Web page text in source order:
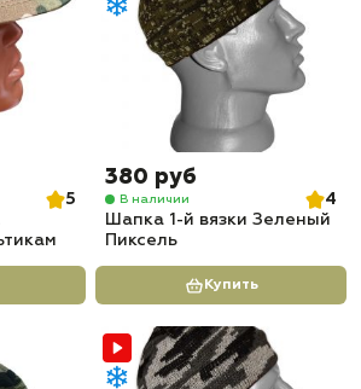
5
380 руб
В наличии
4
Шапка 1-й вязки Зеленый
Пиксель
Купить